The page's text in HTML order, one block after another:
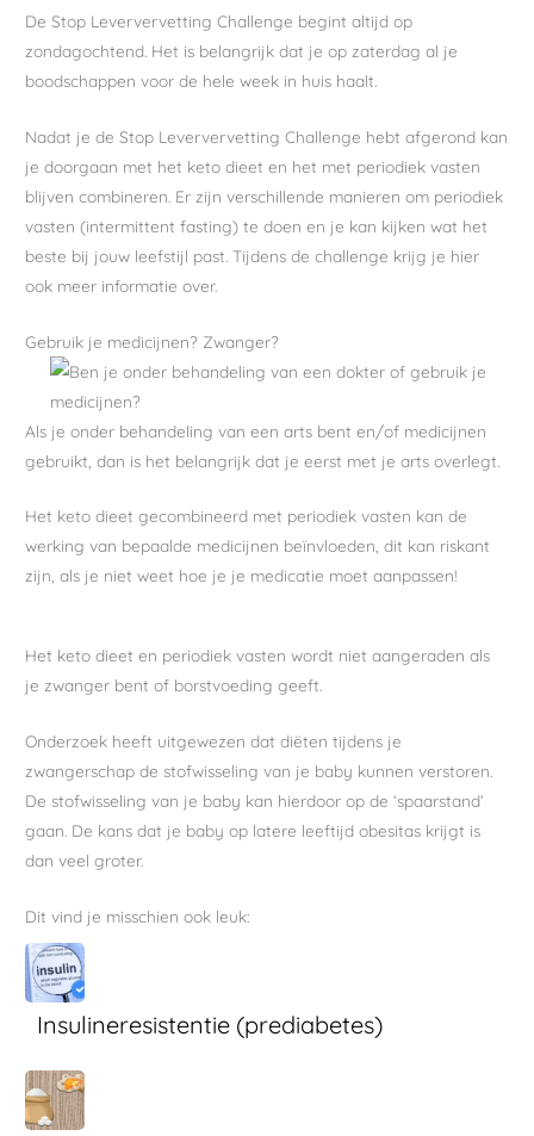
De Stop Leververvetting Challenge begint altijd op
zondagochtend. Het is belangrijk dat je op zaterdag al je
boodschappen voor de hele week in huis haalt.
Nadat je de Stop Leververvetting Challenge hebt afgerond kan
je doorgaan met het keto dieet en het met periodiek vasten
blijven combineren. Er zijn verschillende manieren om periodiek
vasten (intermittent fasting) te doen en je kan kijken wat het
beste bij jouw leefstijl past. Tijdens de challenge krijg je hier
ook meer informatie over.
Gebruik je medicijnen? Zwanger?
Als je onder behandeling van een arts bent en/of medicijnen
gebruikt, dan is het belangrijk dat je eerst met je arts overlegt.
Het keto dieet gecombineerd met periodiek vasten kan de
werking van bepaalde medicijnen beïnvloeden, dit kan riskant
zijn, als je niet weet hoe je je medicatie moet aanpassen!
Het keto dieet en periodiek vasten wordt niet aangeraden als
je zwanger bent of borstvoeding geeft.
Onderzoek heeft uitgewezen dat diëten tijdens je
zwangerschap de stofwisseling van je baby kunnen verstoren.
De stofwisseling van je baby kan hierdoor op de ‘spaarstand’
gaan. De kans dat je baby op latere leeftijd obesitas krijgt is
dan veel groter.
Dit vind je misschien ook leuk:
Insulineresistentie (prediabetes)